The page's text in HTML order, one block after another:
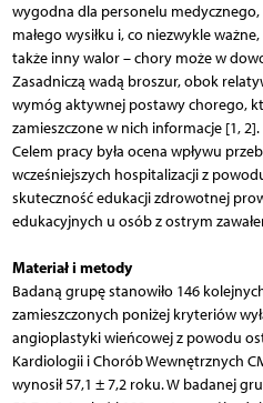
wygodna dla personelu
małego wysiłku i, co niezwykle
także inny walor – chory może w
Zasadniczą wadą broszur, obok
wymóg aktywnej postawy chorego,
zamieszczone w nich informacje [1, 2].
Celem pracy była ocena wpływu
wcześniejszych hospitalizacji z
skuteczność edukacji zdrowotnej
edukacyjnych u osób z ostrym
Materiał i metody
Badaną grupę stanowiło 146
zamieszczonych poniżej kryteriów
angioplastyki wieńcowej z powodu
Kardiologii i Chorób Wewnętrznych
wynosił 57,1 ± 7,2 roku. W badanej